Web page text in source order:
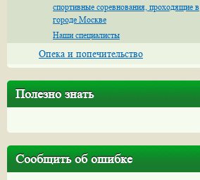
спортивные соревнования, проходящие в
городе Москве
Наши специалисты
Опека и попечительство
Полезно знать
Сообщить об ошибке